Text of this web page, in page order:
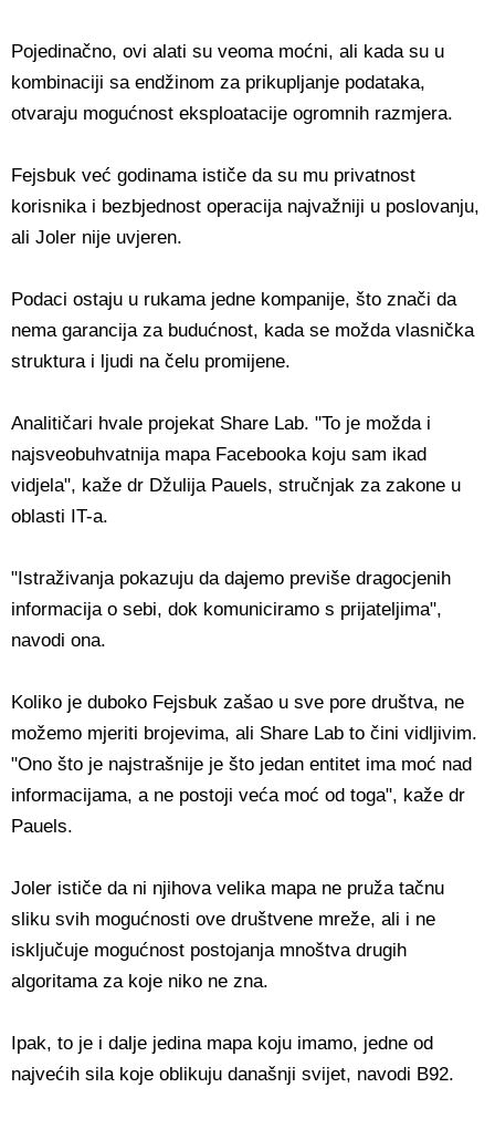
Pojedinačno, ovi alati su veoma moćni, ali kada su u
kombinaciji sa endžinom za prikupljanje podataka,
otvaraju mogućnost eksploatacije ogromnih razmjera.
Fejsbuk već godinama ističe da su mu privatnost
korisnika i bezbjednost operacija najvažniji u poslovanju,
ali Joler nije uvjeren.
Podaci ostaju u rukama jedne kompanije, što znači da
nema garancija za budućnost, kada se možda vlasnička
struktura i ljudi na čelu promijene.
Analitičari hvale projekat Share Lab. "To je možda i
najsveobuhvatnija mapa Facebooka koju sam ikad
vidjela", kaže dr Džulija Pauels, stručnjak za zakone u
oblasti IT-a.
"Istraživanja pokazuju da dajemo previše dragocjenih
informacija o sebi, dok komuniciramo s prijateljima",
navodi ona.
Koliko je duboko Fejsbuk zašao u sve pore društva, ne
možemo mjeriti brojevima, ali Share Lab to čini vidljivim.
"Ono što je najstrašnije je što jedan entitet ima moć nad
informacijama, a ne postoji veća moć od toga", kaže dr
Pauels.
Joler ističe da ni njihova velika mapa ne pruža tačnu
sliku svih mogućnosti ove društvene mreže, ali i ne
isključuje mogućnost postojanja mnoštva drugih
algoritama za koje niko ne zna.
Ipak, to je i dalje jedina mapa koju imamo, jedne od
najvećih sila koje oblikuju današnji svijet, navodi B92.